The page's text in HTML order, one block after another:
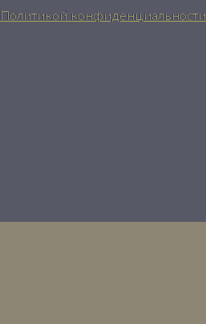
Политикой конфиденциальности